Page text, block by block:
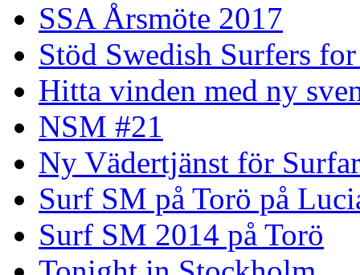
SSA Årsmöte 2017
Stöd Swedish Surfers
Hitta vinden med ny
NSM #21
Ny Vädertjänst för
Surf SM på Torö på
Surf SM 2014 på Torö